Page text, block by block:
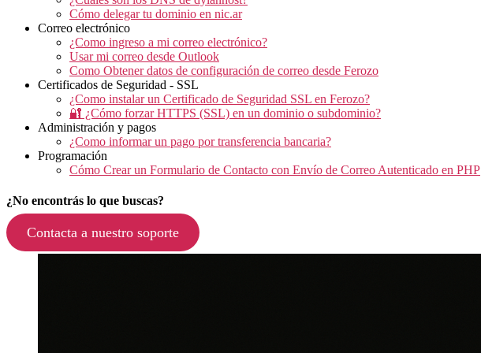
Cómo delegar tu dominio en nic.ar
Correo electrónico
¿Como ingreso a mi correo electrónico?
Usar mi correo desde Outlook
Como Obtener datos de configuración de correo desde Ferozo
Certificados de Seguridad - SSL
¿Como instalar un Certificado de Seguridad SSL en Ferozo?
🔐 ¿Cómo forzar HTTPS (SSL) en un dominio o subdominio?
Administración y pagos
¿Como informar un pago por transferencia bancaria?
Programación
Cómo Crear un Formulario de Contacto con Envío de Correo Autenticado en PHP
¿No encontrás lo que buscas?
Contacta a nuestro soporte